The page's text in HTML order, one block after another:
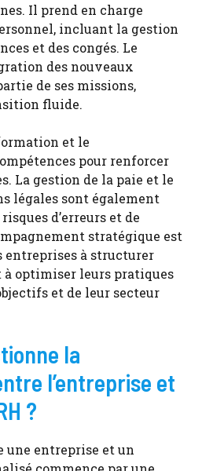
Il prend en charge
incluant la gestion
et des congés. Le
des nouveaux
de ses missions,
fluide.
et le
pour renforcer
La gestion de la paie et le
légales sont également
d’erreurs et de
stratégique est
entreprises à structurer
à optimiser leurs pratiques
et de leur secteur
la
l’entreprise et
?
une entreprise et un